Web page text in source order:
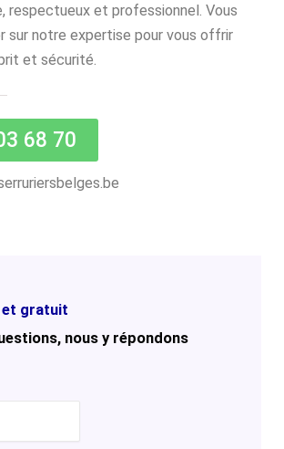
respectueux et professionnel. Vous
sur notre expertise pour vous offrir
et sécurité.
68 70
et gratuit
nous y répondons